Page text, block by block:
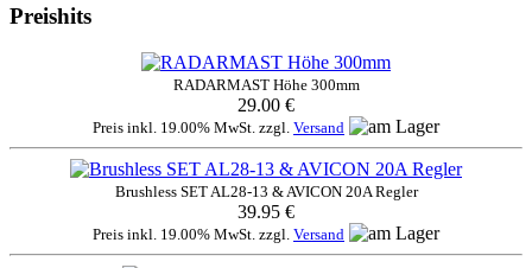
Preishits
RADARMAST Höhe 300mm
29.00 €
Preis inkl. 19.00% MwSt. zzgl. Versand
Brushless SET AL28-13 & AVICON 20A Regler
39.95 €
Preis inkl. 19.00% MwSt. zzgl. Versand